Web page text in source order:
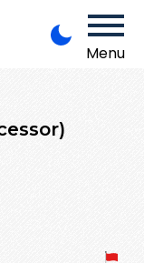
Menu